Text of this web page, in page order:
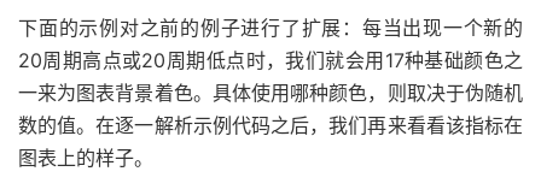
下面的示例对之前的例子进行了扩展：每当出现一个新的
20周期高点或20周期低点时，我们就会用17种基础颜色之
一来为图表背景着色。具体使用哪种颜色，则取决于伪随机
数的值。在逐一解析示例代码之后，我们再来看看该指标在
图表上的样子。